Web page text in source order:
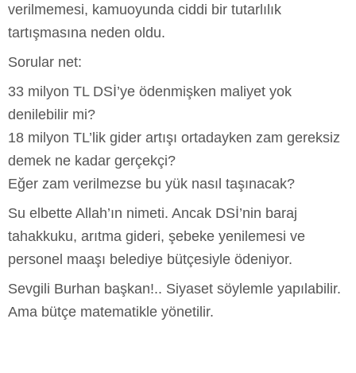
verilmemesi, kamuoyunda ciddi bir tutarlılık
tartışmasına neden oldu.
Sorular net:
33 milyon TL DSİ’ye ödenmişken maliyet yok
denilebilir mi?
18 milyon TL’lik gider artışı ortadayken zam gereksiz
demek ne kadar gerçekçi?
Eğer zam verilmezse bu yük nasıl taşınacak?
Su elbette Allah’ın nimeti. Ancak DSİ’nin baraj
tahakkuku, arıtma gideri, şebeke yenilemesi ve
personel maaşı belediye bütçesiyle ödeniyor.
Sevgili Burhan başkan!.. Siyaset söylemle yapılabilir.
Ama bütçe matematikle yönetilir.